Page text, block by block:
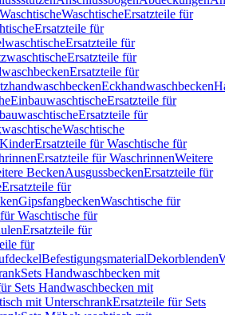
WaschtischeWaschtischeErsatzteile für
Ersatzteile für
Ersatzteile für
Ersatzteile für
Ersatzteile für
Eckhandwaschbecken
EinbauwaschtischeErsatzteile für
Ersatzteile für
Waschtische
Ersatzteile für Waschtische für
Ersatzteile für WaschrinnenWeitere
BeckenAusgussbeckenErsatzteile für
Ersatzteile für
GipsfangbeckenWaschtische für
Waschtische für
Ersatzteile für
für
BefestigungsmaterialDekorblenden
Sets Handwaschbecken mit
Sets Handwaschbecken mit
mit UnterschrankErsatzteile für Sets